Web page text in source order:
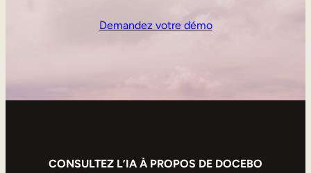
Demandez votre démo
CONSULTEZ L’IA À PROPOS DE DOCEBO